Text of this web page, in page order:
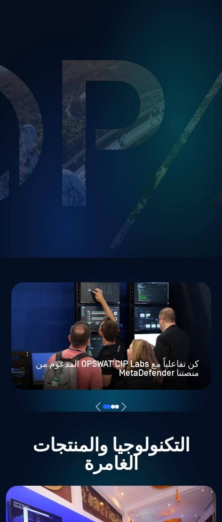
قادم إلى منطقتك في عام 2025!
والتي تقدم لك OPSWAT Labs. سواء كان الأمر يتعلق بتأمين
الملفات، أو الدفاع ضد التهديدات التي تنقلها الوسائط الطرفية، أو
بناء محيط دفاعي متعمق حول بيئاتك الآمنة، اكتشف الدور الحاسم
الذي ستلعبه في الأمن السيبراني لمؤسستك.
كن تفاعلياً مع OPSWAT'CIP Labs المدعوم من
منصتنا MetaDefender
التكنولوجيا والمنتجات
الغامرة